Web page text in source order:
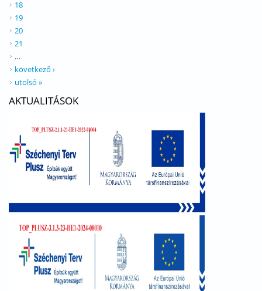
18
19
20
21
…
következő ›
utolsó »
AKTUALITÁSOK